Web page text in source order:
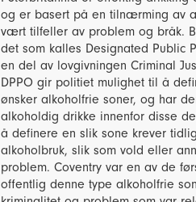
og er basert på en tilnærming av
vært tilfeller av problem og bråk.
det som kalles Designated Public
en del av lovgivningen Criminal
DPPO gir politiet mulighet til å
ønsker alkoholfrie soner, og har
alkoholdig drikke innenfor disse
å definere en slik sone krever
alkoholbruk, slik som vold eller
problem. Coventry var en av de
offentlig denne type alkoholfrie